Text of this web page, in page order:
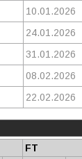
10.01.2026
24.01.2026
31.01.2026
08.02.2026
22.02.2026
FT